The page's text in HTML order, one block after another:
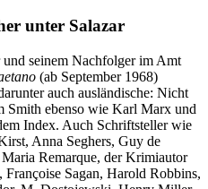
unter Salazar
seinem Nachfolger im Amt
(ab September 1968)
auch ausländische: Nicht
Smith ebenso wie Karl Marx und
Index. Auch Schriftsteller wie
Anna Seghers, Guy de
Remarque, der Krimiautor
Sagan, Harold Robbins,